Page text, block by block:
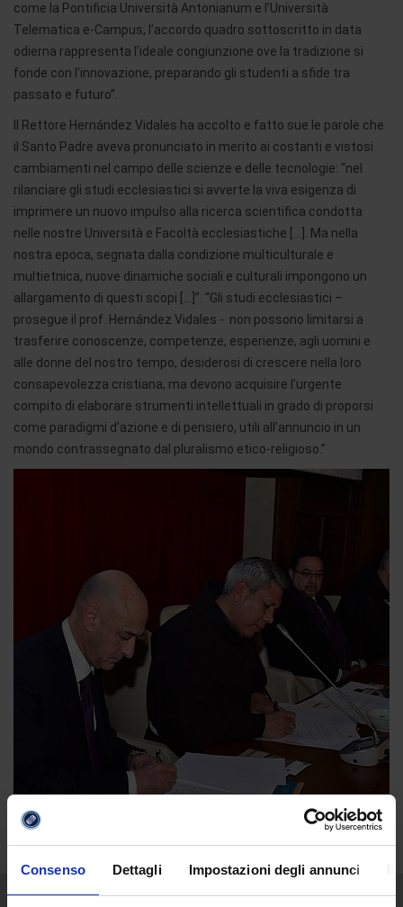
Consenso Dettagli Impostazioni degli annunci
come la Pontificia Università Antonianum e l’Università
Telematica e-Campus, l’accordo quadro sottoscritto in data
odierna rappresenta l’ideale congiunzione ove la tradizione si
fonde con l’innovazione, preparando gli studenti a sfide tra
passato e futuro”.
Il Rettore Hernández Vidales ha accolto e fatto sue le parole che
il Santo Padre aveva pronunciato in merito ai costanti e vistosi
cambiamenti nel campo delle scienze e delle tecnologie: “nel
rilanciare gli studi ecclesiastici si avverte la viva esigenza di
imprimere un nuovo impulso alla ricerca scientifica condotta
nelle nostre Università e Facoltà ecclesiastiche […]. Ma nella
nostra epoca, segnata dalla condizione multiculturale e
multietnica, nuove dinamiche sociali e culturali impongono un
allargamento di questi scopi […]”. “Gli studi ecclesiastici –
prosegue il prof. Hernández Vidales - non possono limitarsi a
trasferire conoscenze, competenze, esperienze, agli uomini e
alle donne del nostro tempo, desiderosi di crescere nella loro
consapevolezza cristiana, ma devono acquisire l’urgente
compito di elaborare strumenti intellettuali in grado di proporsi
come paradigmi d’azione e di pensiero, utili all’annuncio in un
mondo contrassegnato dal pluralismo etico-religioso.”